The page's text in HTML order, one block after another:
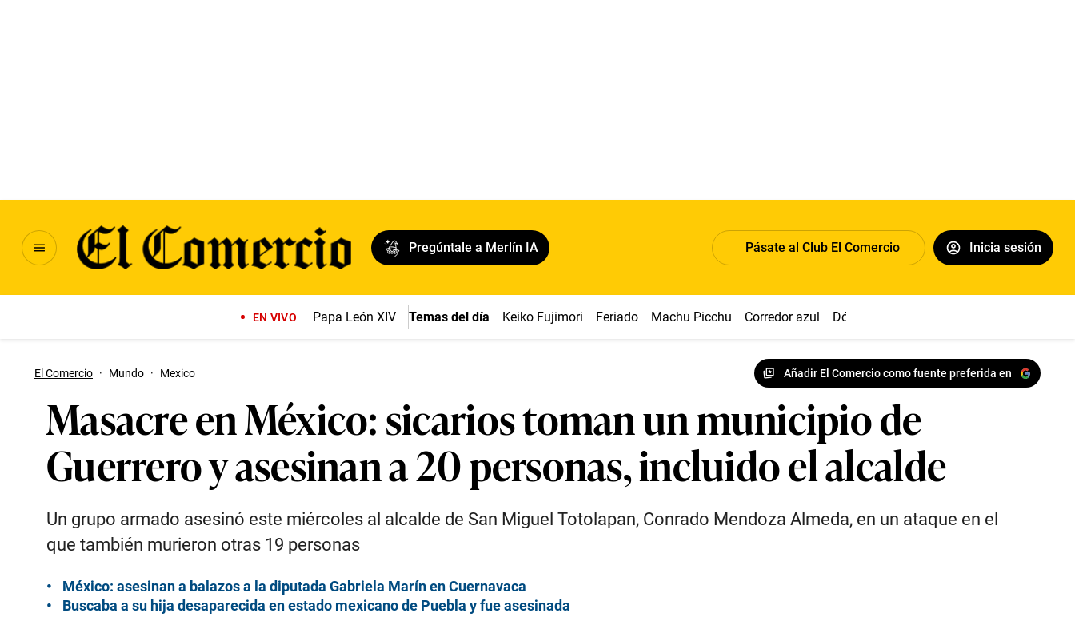
Pregúntale a Merlín IA Pásate al Club El Comercio Inicia sesión
EN VIVO Papa León XIV Temas del día Keiko Fujimori Feriado Machu Picchu Corredor azul Dólar
El Comercio · Mundo · Mexico Añadir El Comercio como fuente preferida en
Masacre en México: sicarios toman un municipio de
Guerrero y asesinan a 20 personas, incluido el alcalde
Un grupo armado asesinó este miércoles al alcalde de San Miguel Totolapan, Conrado Mendoza Almeda, en un ataque en el
que también murieron otras 19 personas
México: asesinan a balazos a la diputada Gabriela Marín en Cuernavaca
Buscaba a su hija desaparecida en estado mexicano de Puebla y fue asesinada